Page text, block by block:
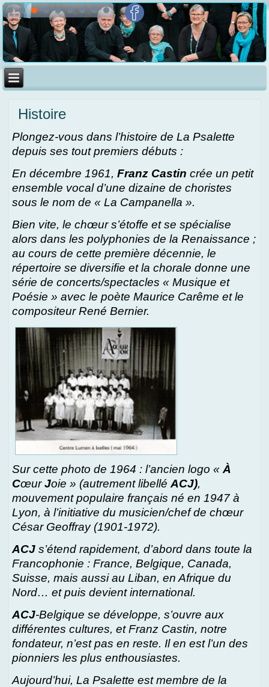
Histoire
Plongez-vous dans l’histoire de La Psalette
depuis ses tout premiers débuts :
En décembre 1961,Franz Castincrée un petit
ensemble vocal d’une dizaine de choristes
sous le nom de « La Campanella ».
Bien vite, le chœur s’étoffe et se spécialise
alors dans les polyphonies de la Renaissance ;
au cours de cette première décennie, le
répertoire se diversifie et la chorale donne une
série de concerts/spectacles « Musique et
Poésie » avec le poète Maurice Carême et le
compositeur René Bernier.
Sur cette photo de 1964 : l’ancien logo « À
CœurJoie » (autrement libelléACJ),
mouvement populaire français né en 1947 à
Lyon, à l’initiative du musicien/chef de chœur
César Geoffray (1901-1972).
ACJs’étend rapidement, d’abord dans toute la
Francophonie : France, Belgique, Canada,
Suisse, mais aussi au Liban, en Afrique du
Nord… et puis devient international.
ACJ-Belgique se développe, s’ouvre aux
différentes cultures, et Franz Castin, notre
fondateur, n’est pas en reste. Il en est l’un des
pionniers les plus enthousiastes.
Aujourd’hui, La Psalette est membre de la